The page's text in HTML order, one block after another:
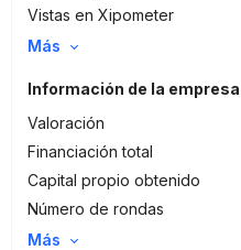
Vistas en Xipometer
Más
Información de la empresa
Valoración
Financiación total
Capital propio obtenido
Número de rondas
Más